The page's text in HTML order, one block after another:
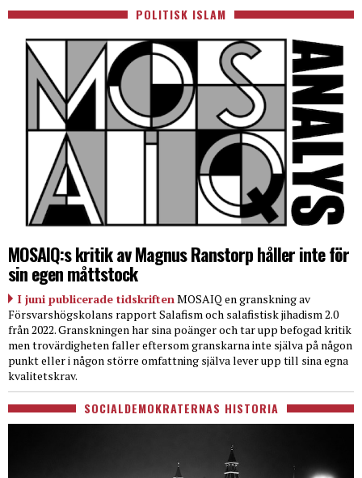
POLITISK ISLAM
MOSAIQ:s kritik av Magnus Ranstorp håller inte för
sin egen måttstock
I juni publicerade tidskriftenMOSAIQ en granskning av
Försvarshögskolans rapport Salafism och salafistisk jihadism 2.0
från 2022. Granskningen har sina poänger och tar upp befogad kritik
men trovärdigheten faller eftersom granskarna inte själva på någon
punkt eller i någon större omfattning själva lever upp till sina egna
kvalitetskrav.
SOCIALDEMOKRATERNAS HISTORIA